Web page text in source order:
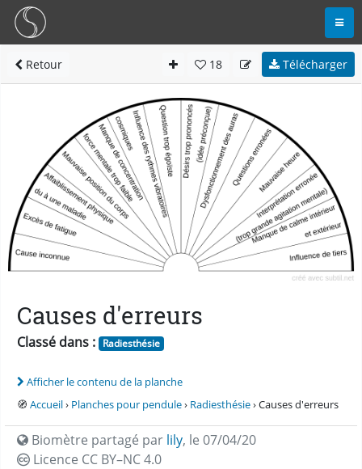
Retour 18 Télécharger
Causes d'erreurs
Classé dans : Radiesthésie
Afficher le contenu de la planche
🧭 Accueil› Planches pour pendule› Radiesthésie› Causes d'erreurs
Biomètre partagé par lily, le 07/04/20
Licence CC BY–NC 4.0